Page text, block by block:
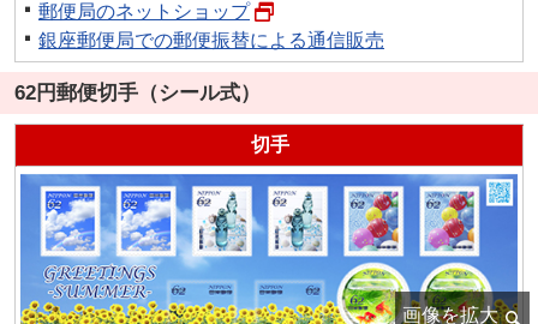
郵便局のネットショップ
銀座郵便局での郵便振替による通信販売
62円郵便切手（シール式）
切手